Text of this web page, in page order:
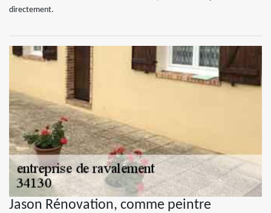
directement.
Jason Rénovation, comme peintre